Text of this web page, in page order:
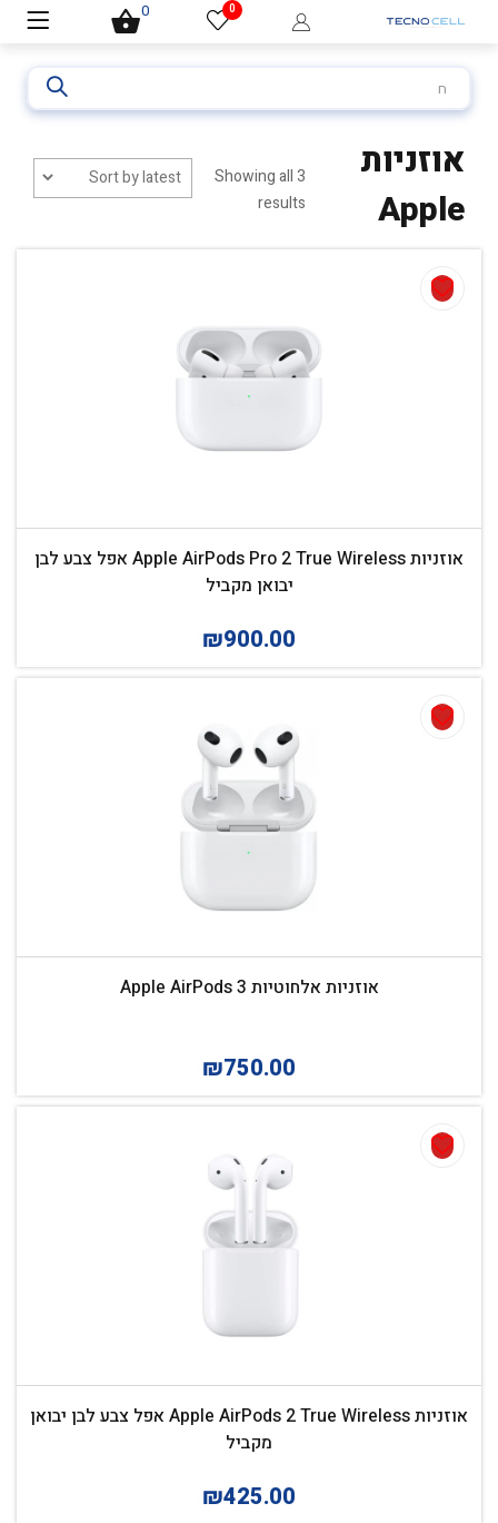
0
0
עבור:
Showing all 3
results
אוזניות
Apple
אוזניות Apple AirPods Pro 2 True Wireless אפל צבע לבן
יבואן מקביל
₪900.00
אוזניות ‏אלחוטיות Apple AirPods 3
₪750.00
אוזניות Apple AirPods 2 True Wireless אפל צבע לבן יבואן
מקביל
₪425.00